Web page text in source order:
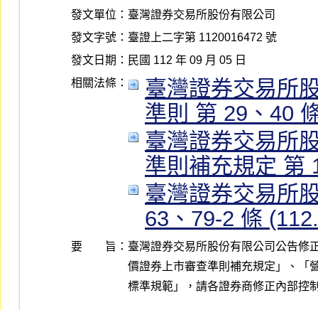
發文單位： 臺灣證券交易所股份有限公司
發文字號： 臺證上二字第 1120016472 號
發文日期： 民國 112 年 09 月 05 日
相關法條：
臺灣證券交易所
準則 第 29、40
臺灣證券交易所
準則補充規定 第
臺灣證券交易所
63、79-2 條
要 旨： 臺灣證券交易所股份有限公司公告修
價證券上市審查準則補充規定」、「